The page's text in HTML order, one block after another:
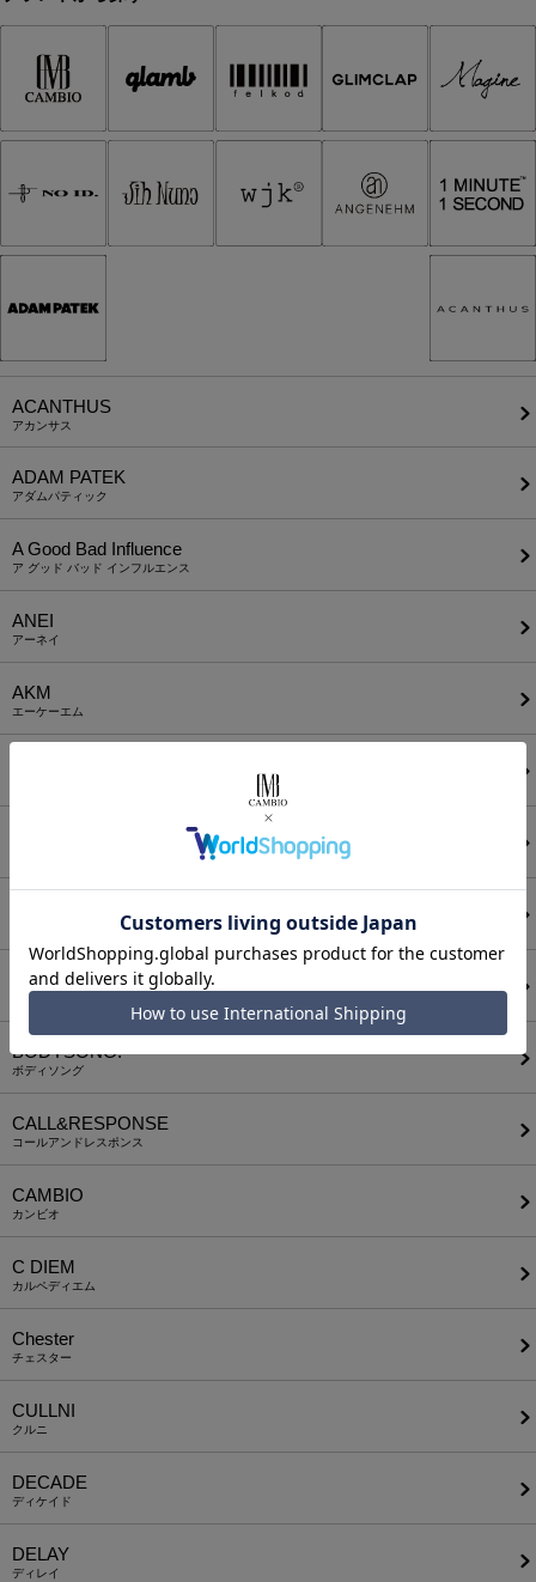
ACANTHUS
アカンサス
ADAM PATEK
アダムパティック
A Good Bad Influence
ア グッド バッド インフルエンス
ANEI
アーネイ
AKM
エーケーエム
AUI NITE
アウィナイト
BODYSONG.
ボディソング
CALL&RESPONSE
コールアンドレスポンス
CAMBIO
カンビオ
C DIEM
カルペディエム
Chester
チェスター
CULLNI
クルニ
DECADE
ディケイド
DELAY
ディレイ